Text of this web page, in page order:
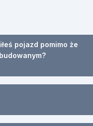
pojazd pomimo że